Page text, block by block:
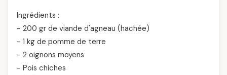
Ingrédients :
- 200 gr de viande d'agneau (hachée)
- 1 kg de pomme de terre
- 2 oignons moyens
- Pois chiches